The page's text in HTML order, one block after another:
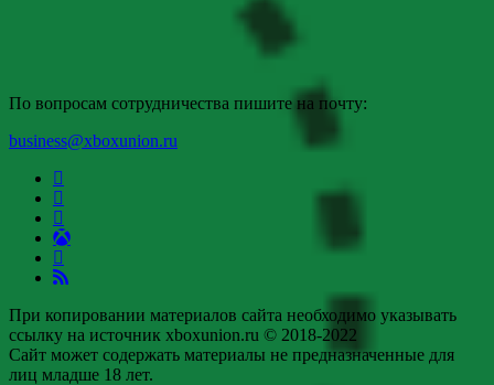
По вопросам сотрудничества пишите на почту:
business@xboxunion.ru
При копировании материалов сайта необходимо указывать
ссылку на источник xboxunion.ru © 2018-2022
Сайт может содержать материалы не предназначенные для
лиц младше 18 лет.